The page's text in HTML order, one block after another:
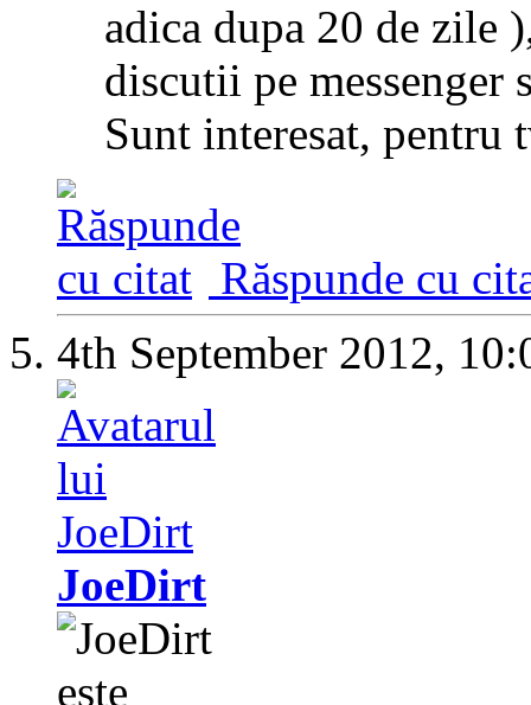
adica dupa 20 de zile
discutii pe
Sunt interesat, pentru
Răspunde cu
4th September 2012,
JoeDirt